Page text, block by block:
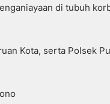
di tubuh
Kota, serta Polsek